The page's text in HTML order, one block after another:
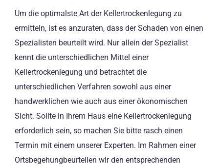
Um die optimalste Art der Kellertrockenlegung zu
ermitteln, ist es anzuraten, dass der Schaden von einen
Spezialisten beurteilt wird. Nur allein der Spezialist
kennt die unterschiedlichen Mittel einer
Kellertrockenlegung und betrachtet die
unterschiedlichen Verfahren sowohl aus einer
handwerklichen wie auch aus einer ökonomischen
Sicht. Sollte in Ihrem Haus eine Kellertrockenlegung
erforderlich sein, so machen Sie bitte rasch einen
Termin mit einem unserer Experten. Im Rahmen einer
Ortsbegehungbeurteilen wir den entsprechenden